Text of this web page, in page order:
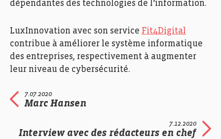
dépendantes des technologies de l’information.
LuxInnovation avec son service Fit4Digital
contribue à améliorer le système informatique
des entreprises, respectivement à augmenter
leur niveau de cybersécurité.
7.07.2020
Marc Hansen
7.12.2020
Interview avec des rédacteurs en chef